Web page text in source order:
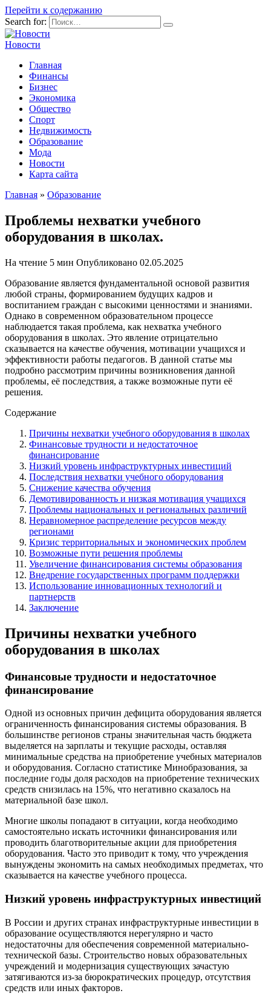
Перейти к содержанию
Search for:
Новости
Главная
Финансы
Бизнес
Экономика
Общество
Спорт
Недвижимость
Образование
Мода
Новости
Карта сайта
Главная » Образование
Проблемы нехватки учебного
оборудования в школах.
На чтение 5 мин Опубликовано 02.05.2025
Образование является фундаментальной основой развития
любой страны, формированием будущих кадров и
воспитанием граждан с высокими ценностями и знаниями.
Однако в современном образовательном процессе
наблюдается такая проблема, как нехватка учебного
оборудования в школах. Это явление отрицательно
сказывается на качестве обучения, мотивации учащихся и
эффективности работы педагогов. В данной статье мы
подробно рассмотрим причины возникновения данной
проблемы, её последствия, а также возможные пути её
решения.
Содержание
Причины нехватки учебного оборудования в школах
Финансовые трудности и недостаточное
финансирование
Низкий уровень инфраструктурных инвестиций
Последствия нехватки учебного оборудования
Снижение качества обучения
Демотивированность и низкая мотивация учащихся
Проблемы национальных и региональных различий
Неравномерное распределение ресурсов между
регионами
Кризис территориальных и экономических проблем
Возможные пути решения проблемы
Увеличение финансирования системы образования
Внедрение государственных программ поддержки
Использование инновационных технологий и
партнерств
Заключение
Причины нехватки учебного
оборудования в школах
Финансовые трудности и недостаточное
финансирование
Одной из основных причин дефицита оборудования является
ограниченность финансирования системы образования. В
большинстве регионов страны значительная часть бюджета
выделяется на зарплаты и текущие расходы, оставляя
минимальные средства на приобретение учебных материалов
и оборудования. Согласно статистике Минобразования, за
последние годы доля расходов на приобретение технических
средств снизилась на 15%, что негативно сказалось на
материальной базе школ.
Многие школы попадают в ситуации, когда необходимо
самостоятельно искать источники финансирования или
проводить благотворительные акции для приобретения
оборудования. Часто это приводит к тому, что учреждения
вынуждены экономить на самых необходимых предметах, что
сказывается на качестве учебного процесса.
Низкий уровень инфраструктурных инвестиций
В России и других странах инфраструктурные инвестиции в
образование осуществляются нерегулярно и часто
недостаточны для обеспечения современной материально-
технической базы. Строительство новых образовательных
учреждений и модернизация существующих зачастую
затягиваются из-за бюрократических процедур, отсутствия
средств или иных факторов.